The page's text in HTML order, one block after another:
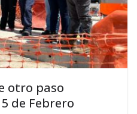
otro paso
de Febrero